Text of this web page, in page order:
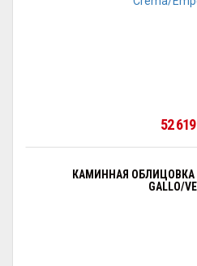
52 619
КАМИННАЯ ОБЛИЦОВКА
GALLO/